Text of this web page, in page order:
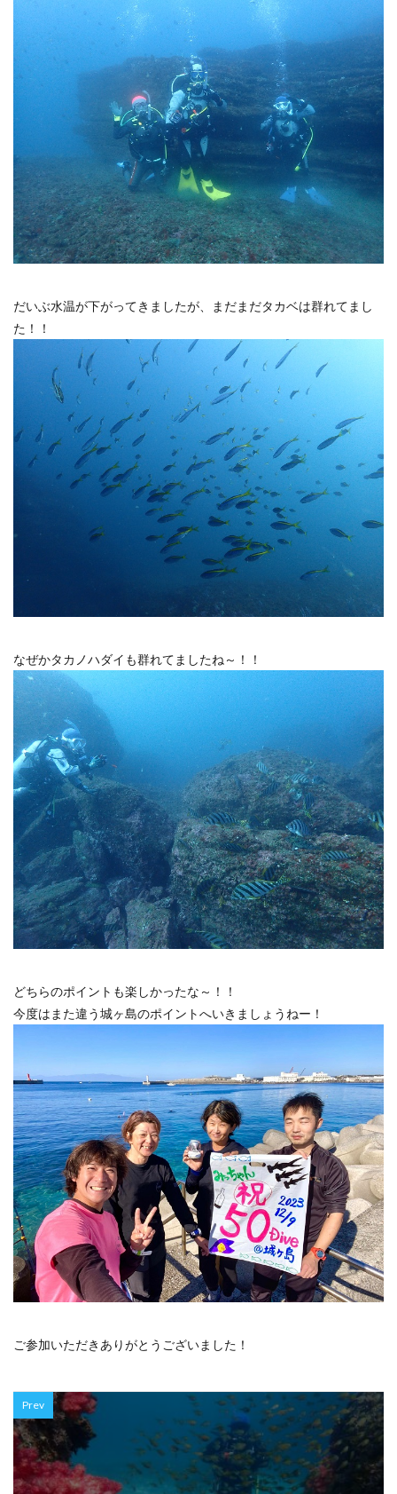
だいぶ水温が下がってきましたが、まだまだタカベは群れてまし
た！！
なぜかタカノハダイも群れてましたね～！！
どちらのポイントも楽しかったな～！！
今度はまた違う城ヶ島のポイントへいきましょうねー！
ご参加いただきありがとうございました！
Prev